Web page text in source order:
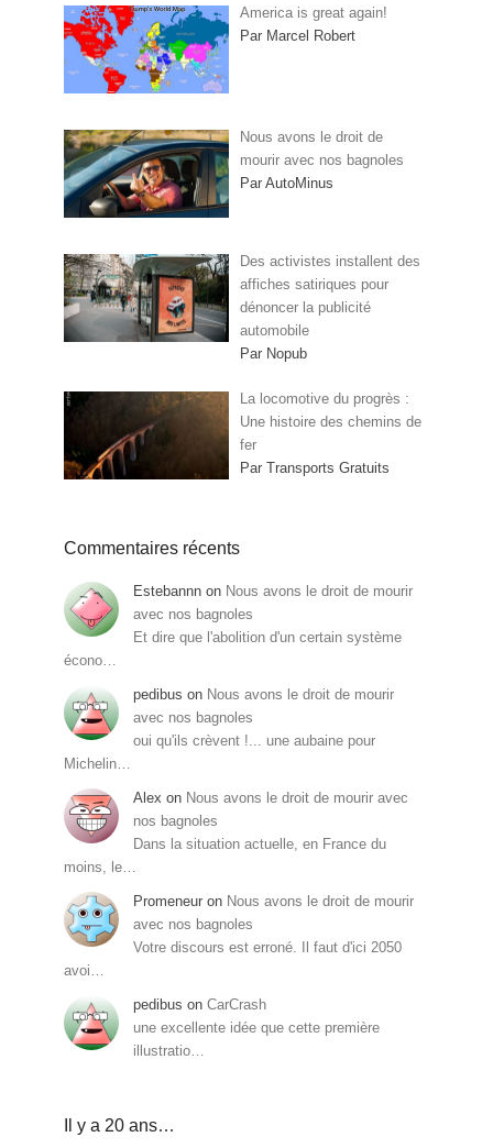
America is great again!
Par Marcel Robert
Nous avons le droit de
mourir avec nos bagnoles
Par AutoMinus
Des activistes installent des
affiches satiriques pour
dénoncer la publicité
automobile
Par Nopub
La locomotive du progrès :
Une histoire des chemins de
fer
Par Transports Gratuits
Commentaires récents
Estebannn on Nous avons le droit de mourir
avec nos bagnoles
Et dire que l'abolition d'un certain système
écono…
pedibus on Nous avons le droit de mourir
avec nos bagnoles
oui qu'ils crèvent !... une aubaine pour
Michelin…
Alex on Nous avons le droit de mourir avec
nos bagnoles
Dans la situation actuelle, en France du
moins, le…
Promeneur on Nous avons le droit de mourir
avec nos bagnoles
Votre discours est erroné. Il faut d'ici 2050
avoi…
pedibus on CarCrash
une excellente idée que cette première
illustratio…
Il y a 20 ans…